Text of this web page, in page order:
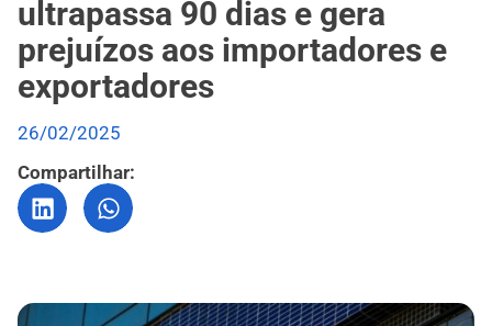
ultrapassa 90 dias e gera
prejuízos aos importadores e
exportadores
26/02/2025
Compartilhar: